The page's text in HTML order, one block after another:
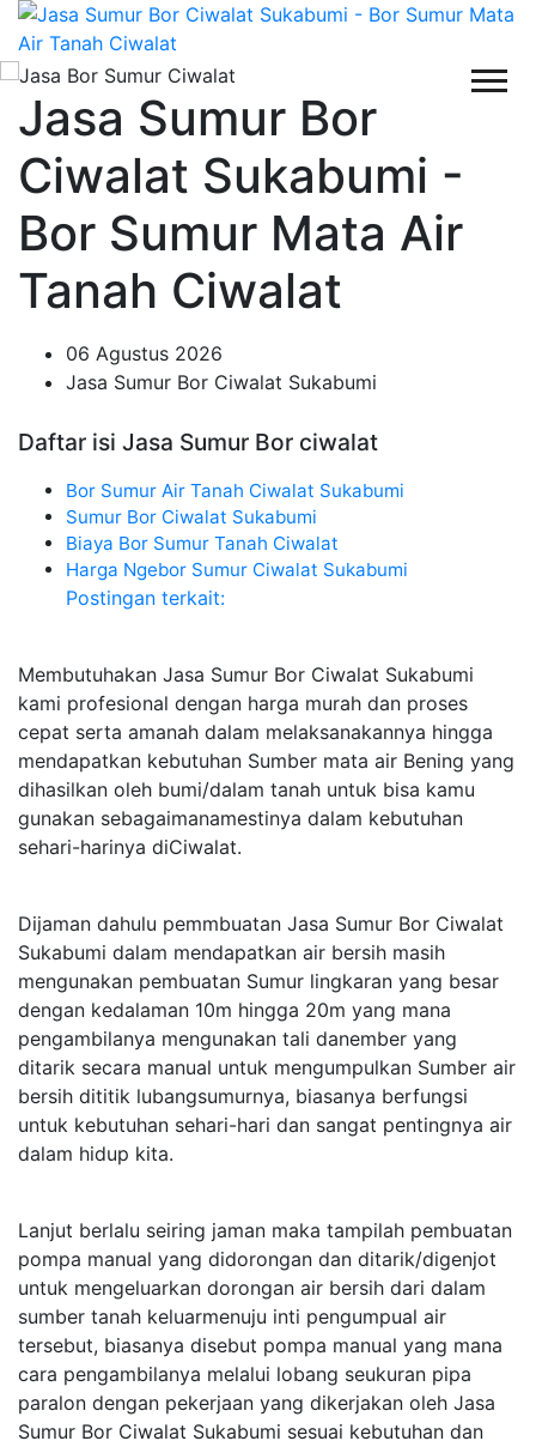
Jasa Sumur Bor
Ciwalat Sukabumi -
Bor Sumur Mata Air
Tanah Ciwalat
06 Agustus 2026
Jasa Sumur Bor Ciwalat Sukabumi
Daftar isi Jasa Sumur Bor ciwalat
Bor Sumur Air Tanah Ciwalat Sukabumi
Sumur Bor Ciwalat Sukabumi
Biaya Bor Sumur Tanah Ciwalat
Harga Ngebor Sumur Ciwalat Sukabumi
Postingan terkait:
Membutuhakan Jasa Sumur Bor Ciwalat Sukabumi
kami profesional dengan harga murah dan proses
cepat serta amanah dalam melaksanakannya hingga
mendapatkan kebutuhan Sumber mata air Bening yang
dihasilkan oleh bumi/dalam tanah untuk bisa kamu
gunakan sebagaimanamestinya dalam kebutuhan
sehari-harinya diCiwalat.
Dijaman dahulu pemmbuatan Jasa Sumur Bor Ciwalat
Sukabumi dalam mendapatkan air bersih masih
mengunakan pembuatan Sumur lingkaran yang besar
dengan kedalaman 10m hingga 20m yang mana
pengambilanya mengunakan tali danember yang
ditarik secara manual untuk mengumpulkan Sumber air
bersih dititik lubangsumurnya, biasanya berfungsi
untuk kebutuhan sehari-hari dan sangat pentingnya air
dalam hidup kita.
Lanjut berlalu seiring jaman maka tampilah pembuatan
pompa manual yang didorongan dan ditarik/digenjot
untuk mengeluarkan dorongan air bersih dari dalam
sumber tanah keluarmenuju inti pengumpual air
tersebut, biasanya disebut pompa manual yang mana
cara pengambilanya melalui lobang seukuran pipa
paralon dengan pekerjaan yang dikerjakan oleh Jasa
Sumur Bor Ciwalat Sukabumi sesuai kebutuhan dan